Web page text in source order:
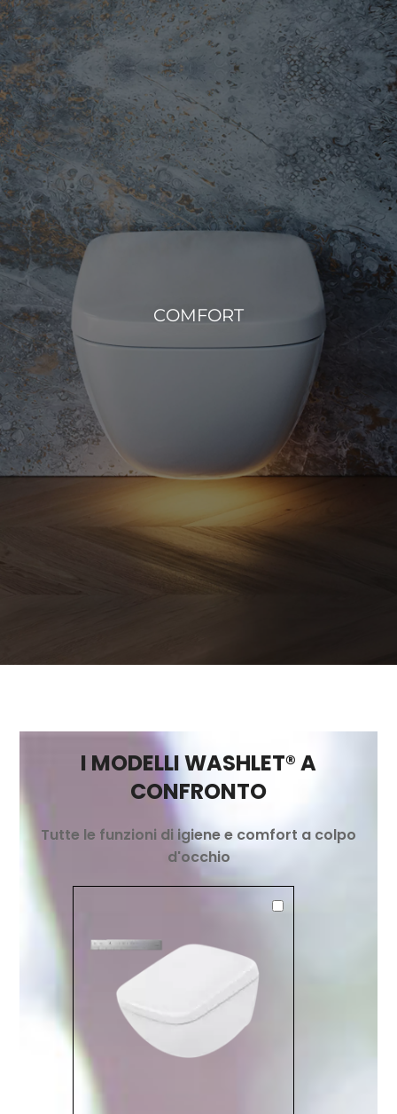
COMFORT
I MODELLI WASHLET® A
CONFRONTO
Tutte le funzioni di igiene e comfort a colpo
d'occhio